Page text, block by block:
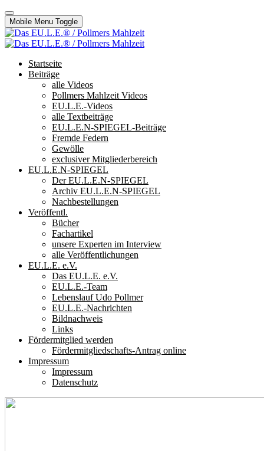
Mobile Menu Toggle
Startseite
Beiträge
alle Videos
Pollmers Mahlzeit Videos
EU.L.E.-Videos
alle Textbeiträge
EU.L.E.N-SPIEGEL-Beiträge
Fremde Federn
Gewölle
exclusiver Mitgliederbereich
EU.L.E.N-SPIEGEL
Der EU.L.E.N-SPIEGEL
Archiv EU.L.E.N-SPIEGEL
Nachbestellungen
Veröffentl.
Bücher
Fachartikel
unsere Experten im Interview
alle Veröffentlichungen
EU.L.E. e.V.
Das EU.L.E. e.V.
EU.L.E.-Team
Lebenslauf Udo Pollmer
EU.L.E.-Nachrichten
Bildnachweis
Links
Fördermitglied werden
Fördermitgliedschafts-Antrag online
Impressum
Impressum
Datenschutz